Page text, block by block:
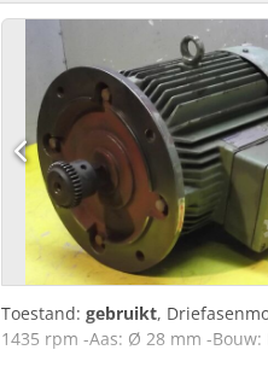
Toestand: gebruikt,
1435 rpm -Aas: Ø 28 mm -